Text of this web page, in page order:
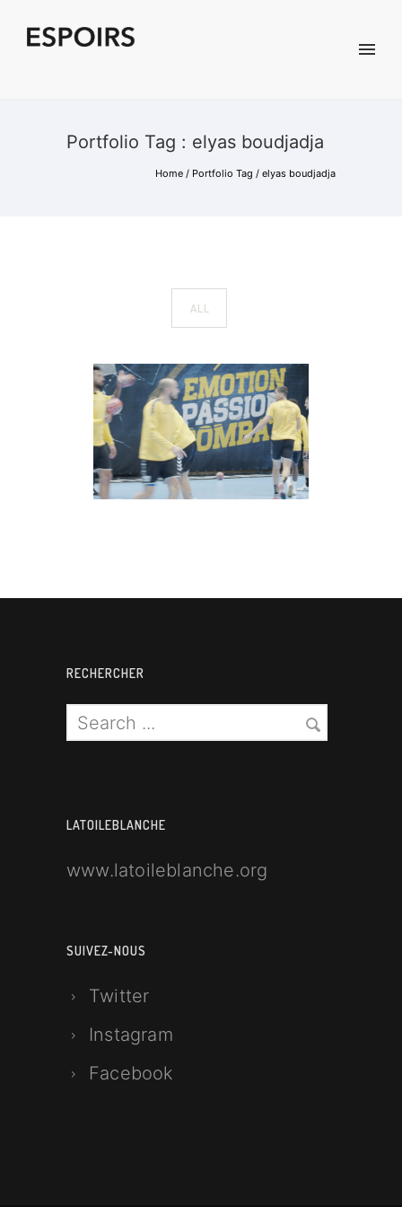
Portfolio Tag : elyas boudjadja
Home / Portfolio Tag / elyas boudjadja
ALL
Handball
RECHERCHER
LATOILEBLANCHE
www.latoileblanche.org
SUIVEZ-NOUS
Twitter
Instagram
Facebook